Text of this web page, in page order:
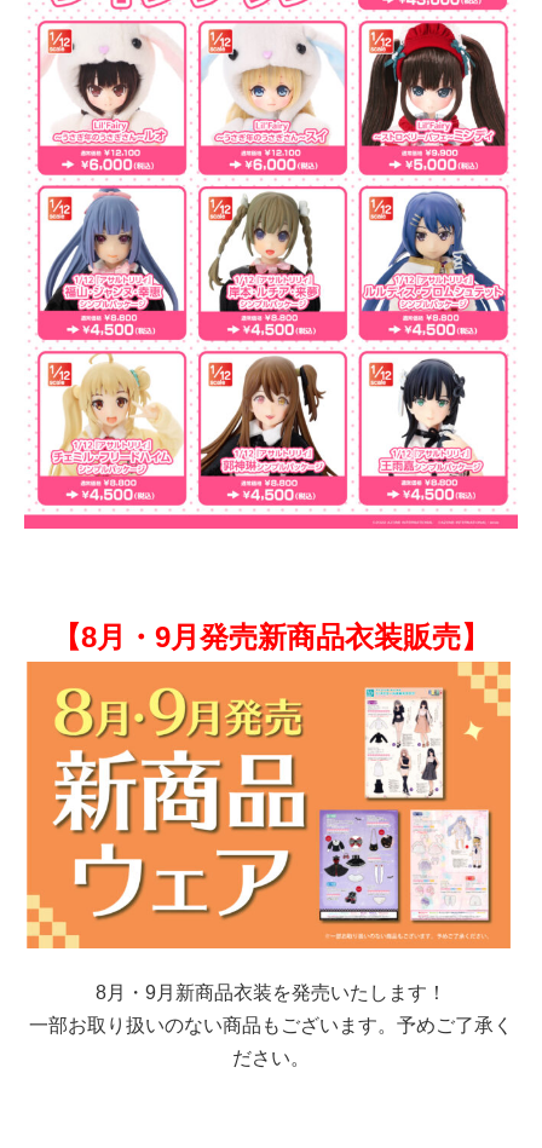
【8月・9月発売新商品衣装販売】
8月・9月新商品衣装を発売いたします！
一部お取り扱いのない商品もございます。予めご了承く
ださい。